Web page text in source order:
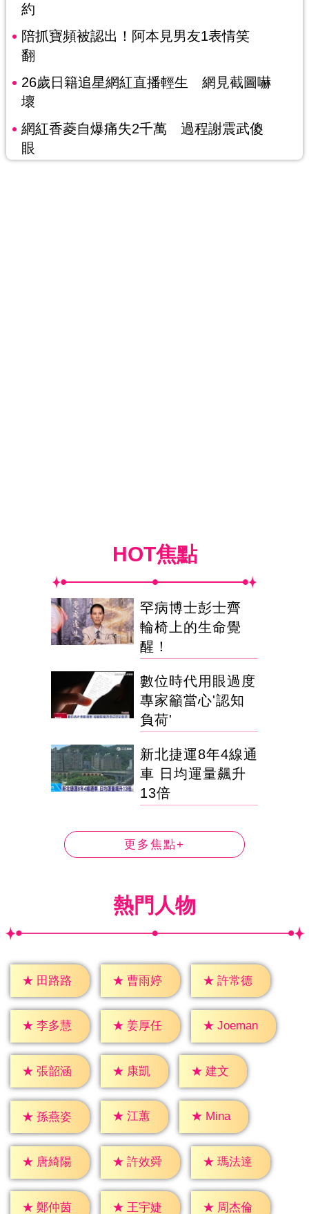
約
陪抓寶頻被認出！阿本見男友1表情笑
翻
26歲日籍追星網紅直播輕生 網見截圖嚇
壞
網紅香菱自爆痛失2千萬 過程謝震武傻
眼
HOT焦點
罕病博士彭士齊
輪椅上的生命覺
醒！
數位時代用眼過度
專家籲當心'認知
負荷'
新北捷運8年4線通
車 日均運量飆升
13倍
更多焦點+
熱門人物
★ 田路路 ★ 曹雨婷 ★ 許常德
★ 李多慧 ★ 姜厚任 ★ Joeman
★ 張韶涵 ★ 康凱 ★ 建文
★ 孫燕姿 ★ 江蕙 ★ Mina
★ 唐綺陽 ★ 許效舜 ★ 瑪法達
★ 鄭仲茵 ★ 王宇婕 ★ 周杰倫